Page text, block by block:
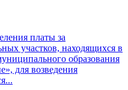
платы за
участков, находящихся в
образования
для возведения